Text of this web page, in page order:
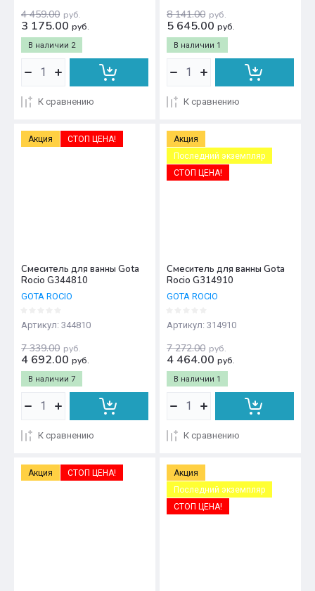
В наличии 2
4 459.00 руб.
3 175.00 руб.
К сравнению
В наличии 1
8 141.00 руб.
5 645.00 руб.
К сравнению
Акция СТОП ЦЕНА!
Смеситель для ванны Gota
Rocio G344810
GOTA ROCIO
Артикул: 344810
В наличии 7
7 339.00 руб.
4 692.00 руб.
К сравнению
Акция
Последний экземпляр
СТОП ЦЕНА!
Смеситель для ванны Gota
Rocio G314910
GOTA ROCIO
Артикул: 314910
В наличии 1
7 272.00 руб.
4 464.00 руб.
К сравнению
Акция СТОП ЦЕНА!
Акция
Последний экземпляр
СТОП ЦЕНА!